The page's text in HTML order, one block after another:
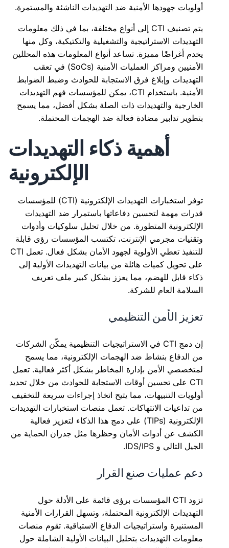
أولويات جهودها الأمنية ضد التهديدات الناشئة والمستمرة.
يتم تصنيف CTI إلى أنواع مختلفة، بما في ذلك معلومات
التهديدات الاستراتيجية والتشغيلية والتكتيكية، وكل منها
يخدم أغراضًا مميزة. تساعد أنواع المعلومات هذه المحللين
الأمنيين ومراكز العمليات الأمنية (SoCs) في تعقب
التهديدات وإبلاغ فرق الاستجابة للحوادث وضبط الضوابط
الأمنية. باستخدام CTI، يمكن للمؤسسات فهم التهديدات
الخارجية والتهديدات ذات الصلة بشكل أفضل، مما يسمح
بتطوير تدابير مضادة فعالة ضد الهجمات المحتملة.
أهمية ذكاء التهديدات
الإلكترونية
توفر استخبارات التهديدات الإلكترونية (CTI) للمؤسسات
قدرات مهمة لتحسين دفاعاتها باستمرار ضد التهديدات
الإلكترونية المتطورة. من خلال تحليل سلوكيات وأدوات
وتقنيات مجرمي الإنترنت، تكتسب المؤسسات رؤى قابلة
للتنفيذ تعطي الأولوية لجهود الأمان بشكل فعال. تعمل CTI
على تحويل كميات هائلة من بيانات التهديدات الأولية إلى
ذكاء قابل للهضم، مما يعزز بشكل كبير ملف تعريف
السلامة العام للشركة.
تعزيز الأمن التنظيمي
إن دمج CTI في الاستراتيجيات التنظيمية يمكّن الشركات
من الدفاع بنشاط ضد الهجمات الإلكترونية، مما يسمح
لمتخصصي الأمن بإدارة المخاطر بشكل أكثر فعالية. تعمل
CTI على تحسين أوقات الاستجابة للحوادث من خلال تحديد
أولويات التنبيهات، مما يتيح اتخاذ إجراءات سريعة للتخفيف
من تداعيات الانتهاكات. تعمل منصات استخبارات التهديدات
الإلكترونية (TIPs) على دمج هذا الذكاء لتعزيز فعالية
الكشف عن أدوات الأمان وحظرها مثل جدران الحماية من
الجيل التالي و IDS/IPS.
دعم عمليات صنع القرار
تزود CTI المؤسسات برؤى قائمة على الأدلة حول
التهديدات الإلكترونية المحتملة، وتسهل القرارات الأمنية
المستنيرة واستراتيجيات الدفاع الاستباقية. تقوم منصات
معلومات التهديدات بتحليل البيانات الأولية الشاملة حول